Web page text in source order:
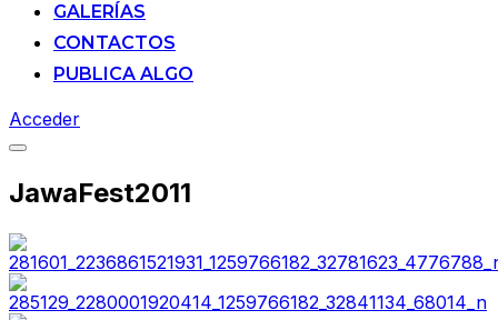
GALERÍAS
CONTACTOS
PUBLICA ALGO
Acceder
Alternar
barra
la
navegación
JawaFest2011